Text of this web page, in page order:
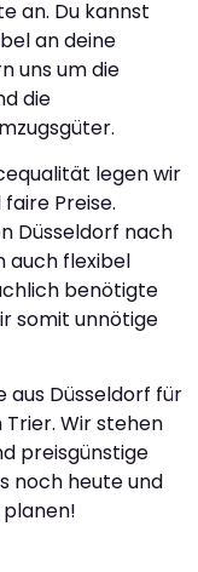
an. Du kannst
an deine
uns um die
die
legen wir
Preise.
Düsseldorf nach
auch flexibel
benötigte
somit unnötige
aus Düsseldorf für
Wir stehen
preisgünstige
noch heute und
planen!